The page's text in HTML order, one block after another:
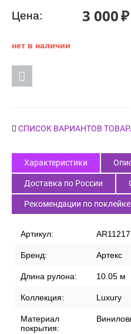
Цена: 3 000₽
нет в наличии
СПИСОК ВАРИАНТОВ
Характеристики
Доставка по России
Рекомендации по
Артикул:
Бренд: Артекс
Длина рулона: 10.05 м
Коллекция: Luxury
Материал
покрытия: